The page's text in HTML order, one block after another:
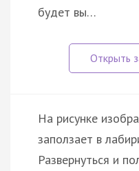
будет вы…
На рисунке
заползает в
Развернуться и